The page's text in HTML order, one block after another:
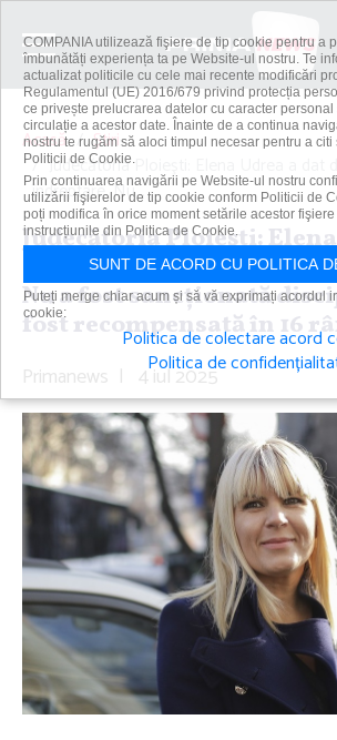
Acasă
Știri
Judecătoria Ploieşti: Elena Udrea a dat
îndreptare. Nu...
Judecătoria Ploieşti:
dat dovezi temeinice de
Nu a fost sancţionată
fost recompensată în 16
Primanews | 4 iul 2025
COMPANIA utilizează fişiere de tip cookie pentru a
îmbunătăți experiența ta pe Website-ul nostru. Te
actualizat politicile cu cele mai recente modificări
Regulamentul (UE) 2016/679 privind protecția
ce privește prelucrarea datelor cu caracter
circulație a acestor date. Înainte de a continua
nostru te rugăm să aloci timpul necesar pentru a citi
Politicii de Cookie.
Prin continuarea navigării pe Website-ul nostru
utilizării fişierelor de tip cookie conform Politicii de
poți modifica în orice moment setările acestor
instrucțiunile din Politica de Cookie.
SUNT DE ACORD CU POLITICA
Puteți merge chiar acum și să vă exprimați acordul
cookie:
Politica de colectare acord
Politica de